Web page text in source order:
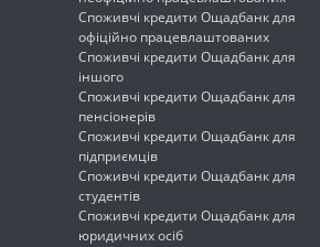
Споживчі кредити Ощадбанк для
офіційно працевлаштованих
Споживчі кредити Ощадбанк для
іншого
Споживчі кредити Ощадбанк для
пенсіонерів
Споживчі кредити Ощадбанк для
підприємців
Споживчі кредити Ощадбанк для
студентів
Споживчі кредити Ощадбанк для
юридичних осіб